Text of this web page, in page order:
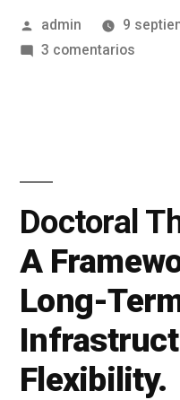
admin 9
3 comentarios
Doctoral
A
Long-
Flexibility.